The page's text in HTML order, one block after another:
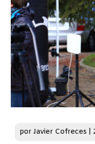
porJavier Cofreces